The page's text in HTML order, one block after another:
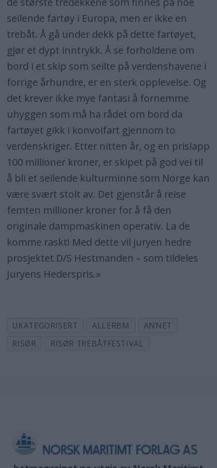
seilende fartøy i Europa, men er ikke en
trebåt. Å gå under dekk på dette fartøyet,
gjør et dypt inntrykk. Å se forholdene om
bord i et skip som seilte på verdenshavene i
forrige århundre, er en sterk opplevelse. Og
det krever ikke mye fantasi å fornemme
uhyggen som må ha rådet om bord da
fartøyet gikk i konvoifart gjennom to
verdenskriger. Etter nitten år, og en prislapp
100 millioner kroner, er skipet på god vei til
å bli et seilende kulturminne som Norge kan
være svært stolt av. Det gjenstår å reise
femten millioner kroner for å få den
originale dampmaskinen operativ. La de
komme raskt! Med dette vil juryen hedre
prosjektet D/S Hestmanden – som tildeles
Juryens Hederspris.»
UKATEGORISERT ALLERBM
ANNET
RISØR
RISØR TREBÅTFESTIVAL